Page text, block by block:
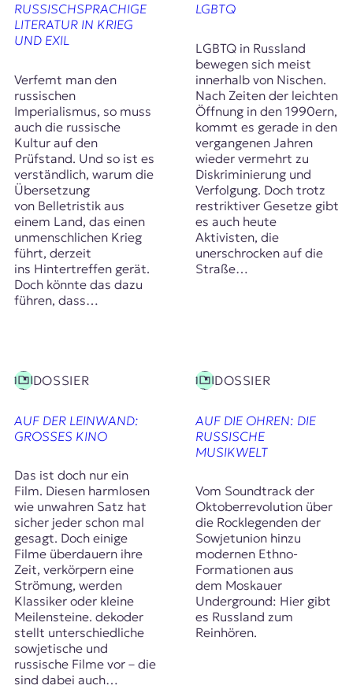
RUSSISCHSPRACHIGE
LITERATUR IN KRIEG
UND EXIL
Verfemt man den
russischen
Imperialismus, so muss
auch die russische
Kultur auf den
Prüfstand. Und so ist es
verständlich, warum die
Übersetzung
von Belletristik aus
einem Land, das einen
unmenschlichen Krieg
führt, derzeit
ins Hintertreffen gerät.
Doch könnte das dazu
führen, dass…
LGBTQ
LGBTQ in Russland
bewegen sich meist
innerhalb von Nischen.
Nach Zeiten der leichten
Öffnung in den 1990ern,
kommt es gerade in den
vergangenen Jahren
wieder vermehrt zu
Diskriminierung und
Verfolgung. Doch trotz
restriktiver Gesetze gibt
es auch heute
Aktivisten, die
unerschrocken auf die
Straße…
DOSSIER
AUF DER LEINWAND:
GROSSES KINO
Das ist doch nur ein
Film. Diesen harmlosen
wie unwahren Satz hat
sicher jeder schon mal
gesagt. Doch einige
Filme überdauern ihre
Zeit, verkörpern eine
Strömung, werden
Klassiker oder kleine
Meilensteine. dekoder
stellt unterschiedliche
sowjetische und
russische Filme vor – die
sind dabei auch…
DOSSIER
AUF DIE OHREN: DIE
RUSSISCHE
MUSIKWELT
Vom Soundtrack der
Oktoberrevolution über
die Rocklegenden der
Sowjetunion hinzu
modernen Ethno-
Formationen aus
dem Moskauer
Underground: Hier gibt
es Russland zum
Reinhören.